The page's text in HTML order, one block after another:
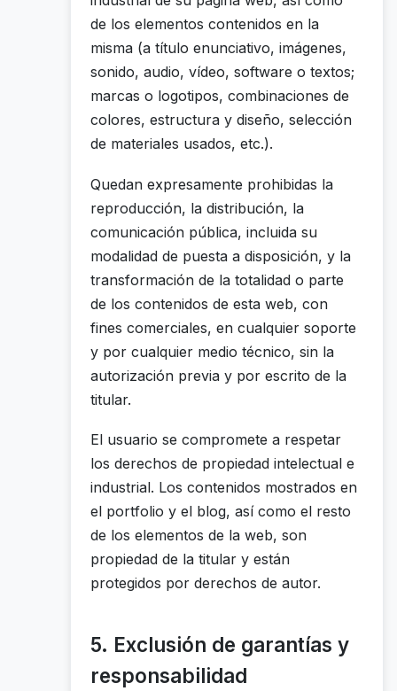
de los elementos contenidos en la
misma (a título enunciativo, imágenes,
sonido, audio, vídeo, software o textos;
marcas o logotipos, combinaciones de
colores, estructura y diseño, selección
de materiales usados, etc.).
Quedan expresamente prohibidas la
reproducción, la distribución, la
comunicación pública, incluida su
modalidad de puesta a disposición, y la
transformación de la totalidad o parte
de los contenidos de esta web, con
fines comerciales, en cualquier soporte
y por cualquier medio técnico, sin la
autorización previa y por escrito de la
titular.
El usuario se compromete a respetar
los derechos de propiedad intelectual e
industrial. Los contenidos mostrados en
el portfolio y el blog, así como el resto
de los elementos de la web, son
propiedad de la titular y están
protegidos por derechos de autor.
5. Exclusión de garantías y
responsabilidad